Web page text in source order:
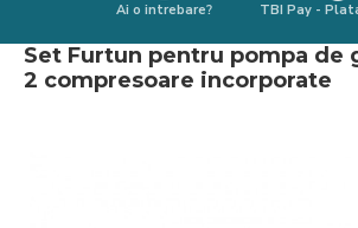
Ai o intrebare? TBI Pay -
Set Furtun pentru pompa de
2 compresoare incorporate